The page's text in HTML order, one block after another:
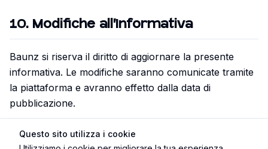
10. Modifiche all'Informativa
Baunz si riserva il diritto di aggiornare la presente
informativa. Le modifiche saranno comunicate tramite
la piattaforma e avranno effetto dalla data di
pubblicazione.
Per ogni chiarimento, puoi scrivere a
privacy@baunz.it.
Questo sito utilizza i cookie